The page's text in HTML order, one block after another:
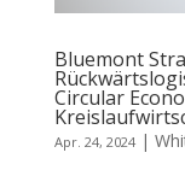
Bluemont
Circular
Apr. 24, 2024|